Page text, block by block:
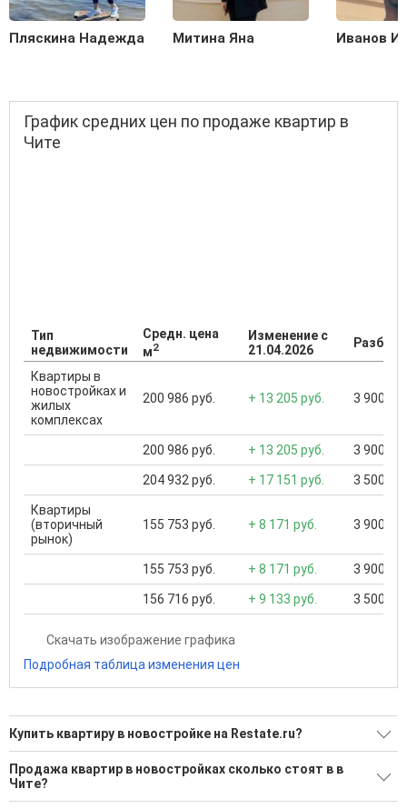
Пляскина Надежда Митина Яна Иванов
График средних цен по продаже квартир в
Чите
Тип
недвижимости
Средн. цена
м2
Изменение с
21.04.2026
Квартиры в
новостройках и
жилых
комплексах
200 986 руб. + 13 205 руб. 3 900
200 986 руб. + 13 205 руб. 3 900
204 932 руб. + 17 151 руб. 3 500
Квартиры
(вторичный
рынок)
155 753 руб. + 8 171 руб. 3 900
155 753 руб. + 8 171 руб. 3 900
156 716 руб. + 9 133 руб. 3 500
Скачать изображение графика
Подробная таблица изменения цен
Купить квартиру в новостройке на Restate.ru?
Ищите, как Купить квартиру в новостройке?
4 актуальных и проверенных объявления
Продажа квартир в новостройках сколько стоят в в
Чите?